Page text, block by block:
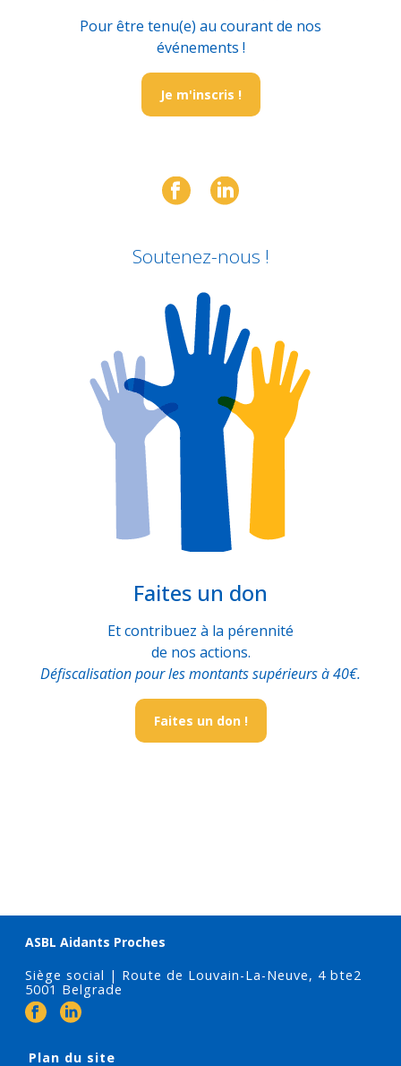
Pour être tenu(e) au courant de nos
événements !
Je m'inscris !
Soutenez-nous !
Faites un don
Et contribuez à la pérennité
de nos actions.
Défiscalisation pour les montants supérieurs à 40€.
Faites un don !
ASBL Aidants Proches
Siège social | Route de Louvain-La-Neuve, 4 bte2
5001 Belgrade
Plan du site